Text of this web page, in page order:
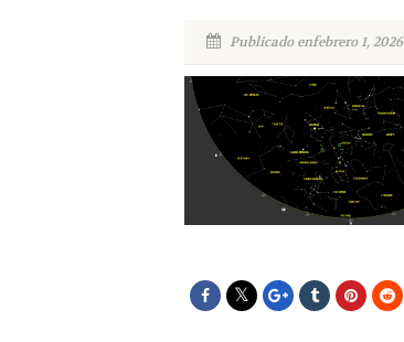
Publicado enfebrero 1, 2026